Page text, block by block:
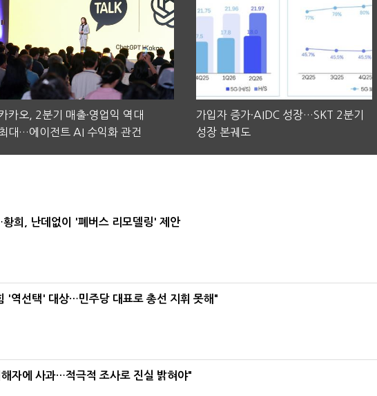
카오, 2분기 매출·영업익 역대
대…에이전트 AI 수익화 관건
가입자 증가·AIDC 성장…SKT 2분기
성장 본궤도
희, 난데없이 '폐버스 리모델링' 제안
'역선택' 대상…민주당 대표로 총선 지휘 못해"
자에 사과…적극적 조사로 진실 밝혀야"